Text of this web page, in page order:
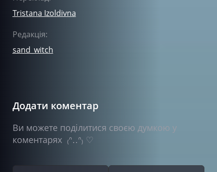
Tristana Izoldivna
Редакція:
sand_witch
Додати коментар
Ви можете поділитися своєю думкою у
коментарях ₍ᐢ‥ᐢ₎ ♡